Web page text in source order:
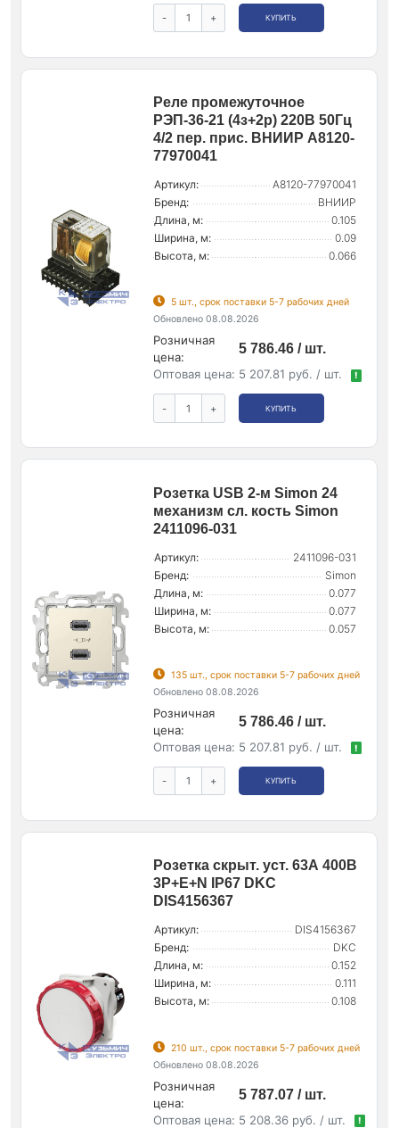
- + КУПИТЬ
Реле промежуточное
РЭП-36-21 (4з+2р) 220В 50Гц
4/2 пер. прис. ВНИИР A8120-
77970041
Артикул:
A8120-77970041
Бренд:
ВНИИР
Длина, м:
0.105
Ширина, м:
0.09
Высота, м:
0.066
5 шт., срок поставки 5-7 рабочих дней
Обновлено 08.08.2026
Розничная
цена:
5 786.46 / шт.
Оптовая цена: 5 207.81 руб. / шт. !
- + КУПИТЬ
Розетка USB 2-м Simon 24
механизм сл. кость Simon
2411096-031
Артикул:
2411096-031
Бренд:
Simon
Длина, м:
0.077
Ширина, м:
0.077
Высота, м:
0.057
135 шт., срок поставки 5-7 рабочих дней
Обновлено 08.08.2026
Розничная
цена:
5 786.46 / шт.
Оптовая цена: 5 207.81 руб. / шт. !
- + КУПИТЬ
Розетка скрыт. уст. 63А 400В
3P+E+N IP67 DKC
DIS4156367
Артикул:
DIS4156367
Бренд:
DKC
Длина, м:
0.152
Ширина, м:
0.111
Высота, м:
0.108
210 шт., срок поставки 5-7 рабочих дней
Обновлено 08.08.2026
Розничная
цена:
5 787.07 / шт.
Оптовая цена: 5 208.36 руб. / шт. !